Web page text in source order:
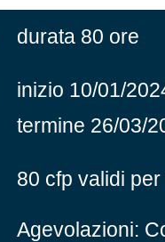
durata 80 ore
inizio 10/01/
termine 26/03/
80 cfp validi
Agevolazioni: